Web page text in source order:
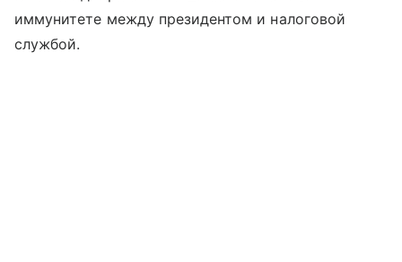
иммунитете между президентом и налоговой
службой.